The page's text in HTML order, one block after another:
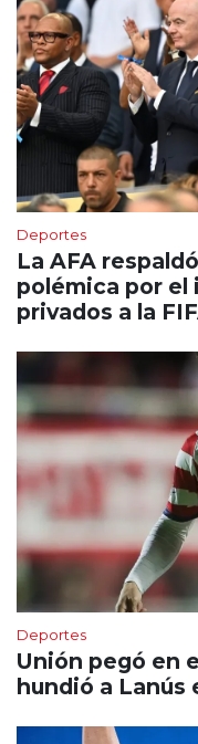
Deportes
La AFA
polémica por el
privados a la
Deportes
Unión pegó en
hundió a Lanús